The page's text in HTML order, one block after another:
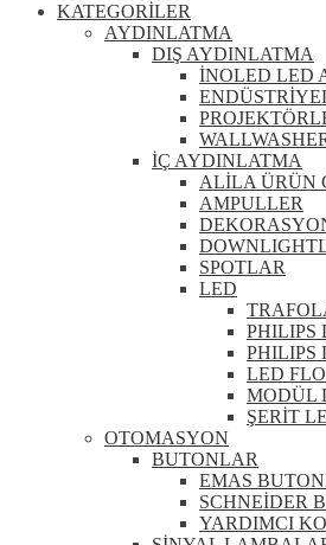
KATEGORİLER
AYDINLATMA
DIŞ AYDINLATMA
İNOLED LED
İÇ AYDINLATMA
ALİLA ÜRÜN
AMPULLER
SPOTLAR
LED
PHILIPS
PHILIPS
LED
MODÜL
ŞERİT
OTOMASYON
BUTONLAR
EMAS
SCHNEİDER
YARDIMCI